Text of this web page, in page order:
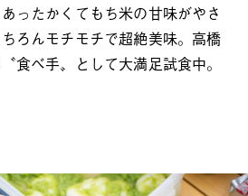
ったかくてもち米の甘味がやさ
ろんモチモチで超絶美味。高橋
食べ手〟として大満足試食中。